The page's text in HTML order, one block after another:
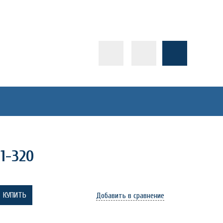
320
КУПИТЬ Добавить в сравнение